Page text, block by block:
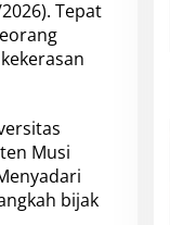
Tepat
Musi
bijak